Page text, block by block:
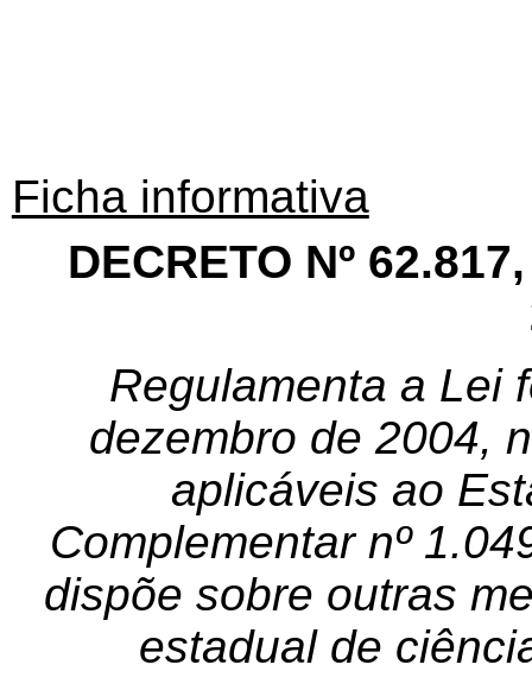
Ficha informativa
DECRETO Nº
Regulamenta a Lei
dezembro de 2004,
aplicáveis ao
Complementar nº
dispõe sobre outras
estadual de